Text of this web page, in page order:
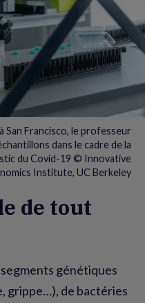
de tout
génétiques
grippe…), de bactéries
San Francisco, le professeur
dans le cadre de la
du Covid-19 © Innovative
Institute, UC Berkeley